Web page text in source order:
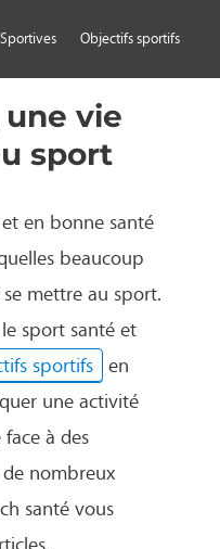
Objectifs sportifs
une vie
sport
en bonne santé
beaucoup
mettre au sport.
sport santé et
sportifs en
une activité
à des
nombreux
santé vous